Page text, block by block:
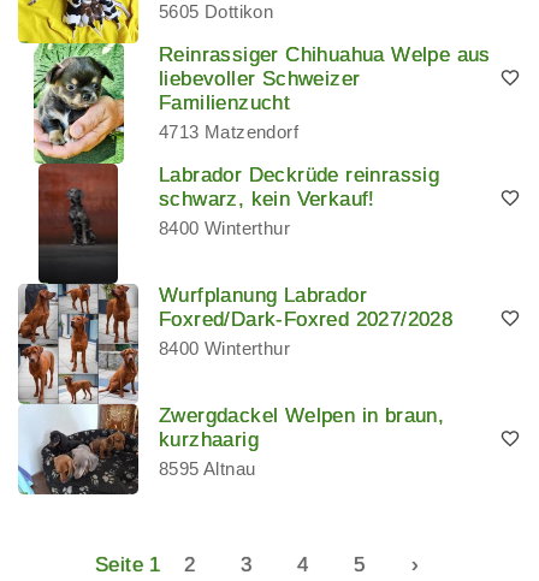
5605 Dottikon
Reinrassiger Chihuahua Welpe aus
liebevoller Schweizer
Familienzucht
4713 Matzendorf
Labrador Deckrüde reinrassig
schwarz, kein Verkauf!
8400 Winterthur
Wurfplanung Labrador
Foxred/Dark-Foxred 2027/2028
8400 Winterthur
Zwergdackel Welpen in braun,
kurzhaarig
8595 Altnau
Seite 1 2 3 4 5 ›